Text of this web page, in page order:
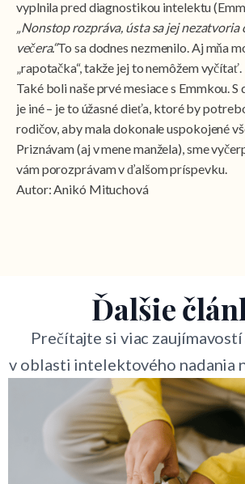
vyplnila pred diagnostikou intelektu
„Nonstop rozpráva, ústa sa jej nezatvoria
večera.“To sa dodnes nezmenilo. Aj mňa
„rapotačka“, takže jej to nemôžem vyčítať.
Také boli naše prvé mesiace s Emmkou.
je iné – je to úžasné dieťa, ktoré by
rodičov, aby mala dokonale uspokojené
Priznávam (aj v mene manžela), sme
vám porozprávam v ďalšom príspevku.
Autor: Anikó Mituchová
Ďalšie
Prečítajte si viac
v oblasti intelektového nadania